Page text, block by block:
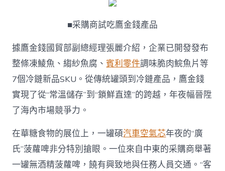
■采購商試吃鷹金錢產品
據鷹金錢國貿部副總經理張麗介紹，企業已開發發布
整條凍鯪魚、縐紗魚腐、賓利零件調味脆肉鯇魚片等
7個冷鏈新品SKU。從傳統罐頭到冷鏈產品，鷹金錢
實現了從“常溫儲存”到“鎖鮮直達”的跨越，年夜幅晉陞
了海內市場競爭力。
在華糖食物的展位上，一罐碩汽車空氣芯年夜的“廣
氏”菠蘿啤非分特別搶眼。一位來自中東的采購商舉著
一罐無酒精菠蘿啤，饒有興致地與任務人員交通。“客